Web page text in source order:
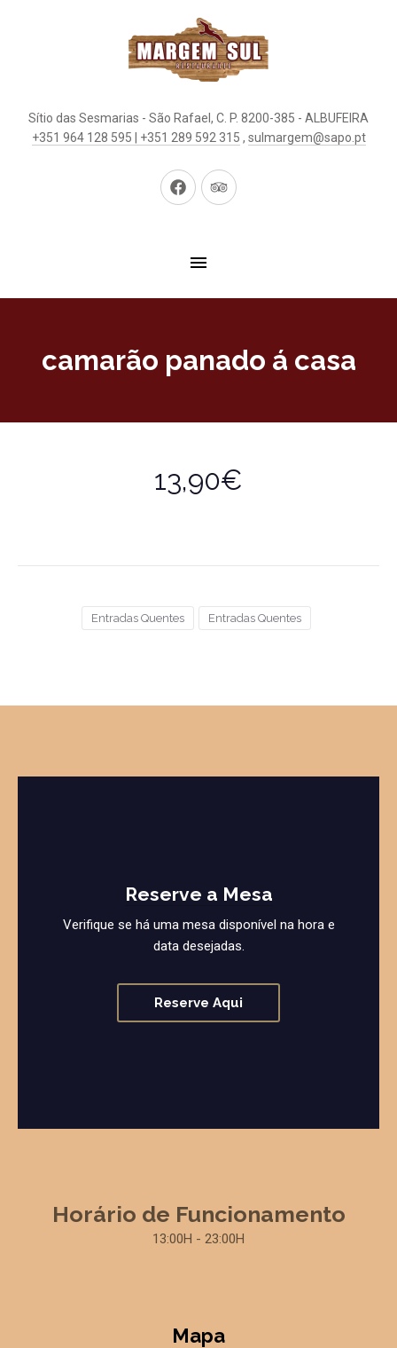
Sítio das Sesmarias - São Rafael, C. P. 8200-385 - ALBUFEIRA
+351 964 128 595 | +351 289 592 315 , sulmargem@sapo.pt
New
New
camarão panado á casa
13,90€
Entradas Quentes Entradas Quentes
Reserve a Mesa
Verifique se há uma mesa disponível na hora e
data desejadas.
Reserve Aqui
Horário de Funcionamento
13:00H - 23:00H
Mapa